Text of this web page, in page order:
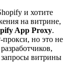
и хотите
на витрине,
App Proxy.
но это не
запросы витрины